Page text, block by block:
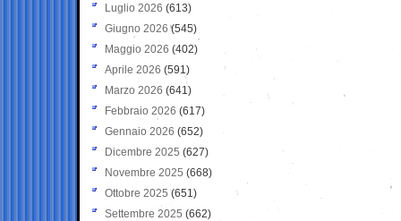
Luglio 2026 (613)
Giugno 2026 (545)
Maggio 2026 (402)
Aprile 2026 (591)
Marzo 2026 (641)
Febbraio 2026 (617)
Gennaio 2026 (652)
Dicembre 2025 (627)
Novembre 2025 (668)
Ottobre 2025 (651)
Settembre 2025 (662)